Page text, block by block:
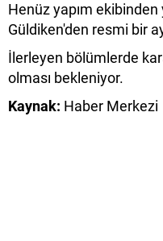
Henüz yapım
Güldiken'den resmi bir
İlerleyen bölümlerde
olması bekleniyor.
Kaynak: Haber Merkezi